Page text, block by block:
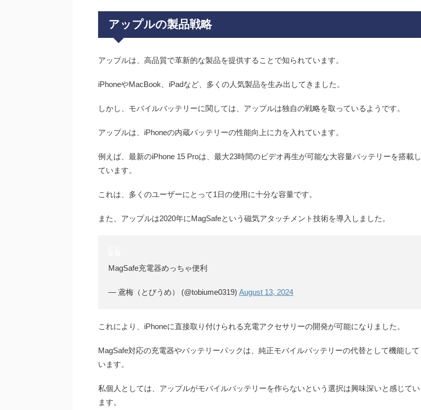
アップルの製品戦略
アップルは、高品質で革新的な製品を提供することで知られています。
iPhoneやMacBook、iPadなど、多くの人気製品を生み出してきました。
しかし、モバイルバッテリーに関しては、アップルは独自の戦略を取っているようです。
アップルは、iPhoneの内蔵バッテリーの性能向上に力を入れています。
例えば、最新のiPhone 15 Proは、最大23時間のビデオ再生が可能な大容量バッテリーを搭載し
ています。
これは、多くのユーザーにとって1日の使用に十分な容量です。
また、アップルは2020年にMagSafeという磁気アタッチメント技術を導入しました。
MagSafe充電器めっちゃ便利
— 鳶梅（とびうめ） (@tobiume0319) August 13, 2024
これにより、iPhoneに直接取り付けられる充電アクセサリーの開発が可能になりました。
MagSafe対応の充電器やバッテリーパックは、純正モバイルバッテリーの代替として機能して
います。
私個人としては、アップルがモバイルバッテリーを作らないという選択は興味深いと感じてい
ます。